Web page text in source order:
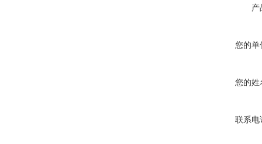
产
您的单
您的姓
联系电